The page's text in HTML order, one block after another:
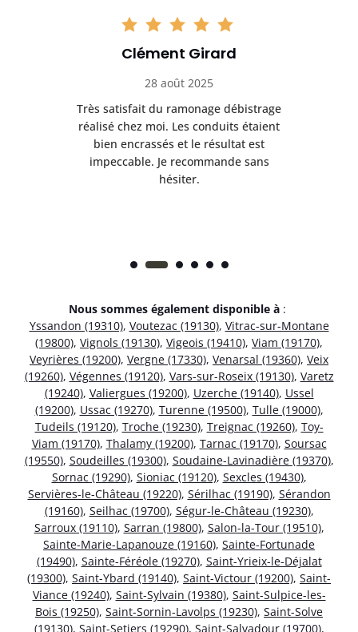
Clément Girard
28 août 2025
Très satisfait du ramonage débistrage
réalisé chez moi. Les conduits étaient
bien encrassés et le résultat est
impeccable. Je recommande sans
hésiter.
Nous sommes également disponible à :
Yssandon (19310), Voutezac (19130), Vitrac-sur-Montane
(19800), Vignols (19130), Vigeois (19410), Viam (19170),
Veyrières (19200), Vergne (17330), Venarsal (19360), Veix
(19260), Végennes (19120), Vars-sur-Roseix (19130), Varetz
(19240), Valiergues (19200), Uzerche (19140), Ussel
(19200), Ussac (19270), Turenne (19500), Tulle (19000),
Tudeils (19120), Troche (19230), Treignac (19260), Toy-
Viam (19170), Thalamy (19200), Tarnac (19170), Soursac
(19550), Soudeilles (19300), Soudaine-Lavinadière (19370),
Sornac (19290), Sioniac (19120), Sexcles (19430),
Servières-le-Château (19220), Sérilhac (19190), Sérandon
(19160), Seilhac (19700), Ségur-le-Château (19230),
Sarroux (19110), Sarran (19800), Salon-la-Tour (19510),
Sainte-Marie-Lapanouze (19160), Sainte-Fortunade
(19490), Sainte-Féréole (19270), Saint-Yrieix-le-Déjalat
(19300), Saint-Ybard (19140), Saint-Victour (19200), Saint-
Viance (19240), Saint-Sylvain (19380), Saint-Sulpice-les-
Bois (19250), Saint-Sornin-Lavolps (19230), Saint-Solve
(19130), Saint-Setiers (19290), Saint-Salvadour (19700),